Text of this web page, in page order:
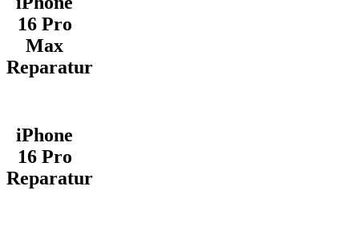
16 Pro
Max
Reparatur
iPhone
16 Pro
Reparatur